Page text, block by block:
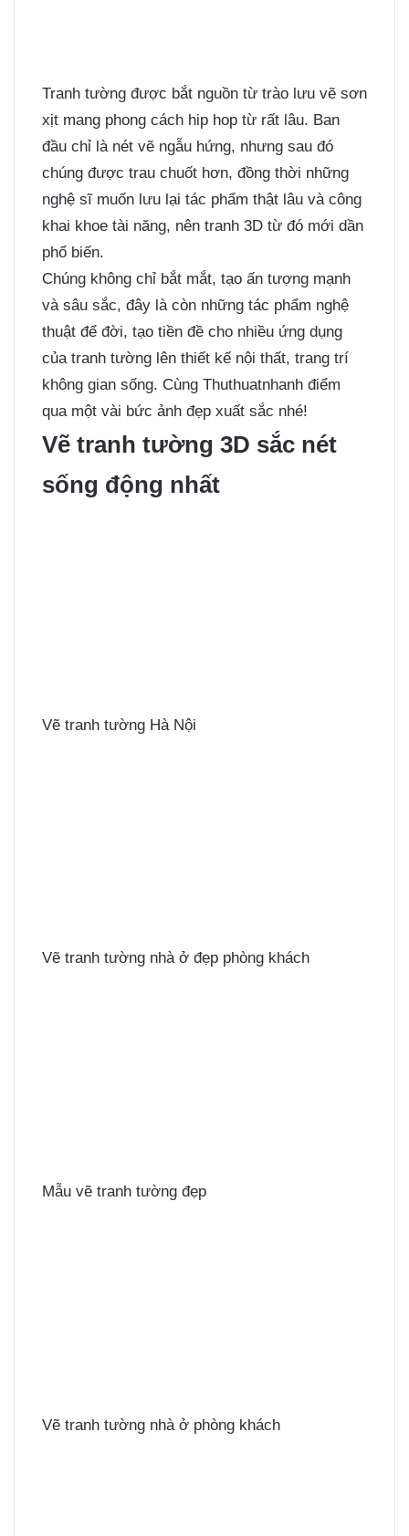
Tranh tường được bắt nguồn từ trào lưu vẽ sơn
xịt mang phong cách hip hop từ rất lâu. Ban
đầu chỉ là nét vẽ ngẫu hứng, nhưng sau đó
chúng được trau chuốt hơn, đồng thời những
nghệ sĩ muốn lưu lại tác phẩm thật lâu và công
khai khoe tài năng, nên tranh 3D từ đó mới dần
phổ biến.
Chúng không chỉ bắt mắt, tạo ấn tượng mạnh
và sâu sắc, đây là còn những tác phẩm nghệ
thuật để đời, tạo tiền đề cho nhiều ứng dụng
của tranh tường lên thiết kế nội thất, trang trí
không gian sống. Cùng Thuthuatnhanh điểm
qua một vài bức ảnh đẹp xuất sắc nhé!
Vẽ tranh tường 3D sắc nét
sống động nhất
Vẽ tranh tường Hà Nội
Vẽ tranh tường nhà ở đẹp phòng khách
Mẫu vẽ tranh tường đẹp
Vẽ tranh tường nhà ở phòng khách